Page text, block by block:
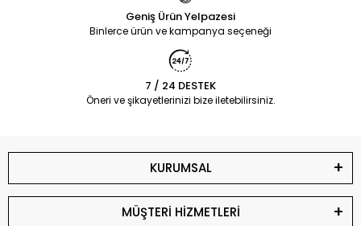
Geniş Ürün Yelpazesi
Binlerce ürün ve kampanya seçeneği
7 / 24 DESTEK
Öneri ve şikayetlerinizi bize iletebilirsiniz.
KURUMSAL
MÜŞTERİ HİZMETLERİ